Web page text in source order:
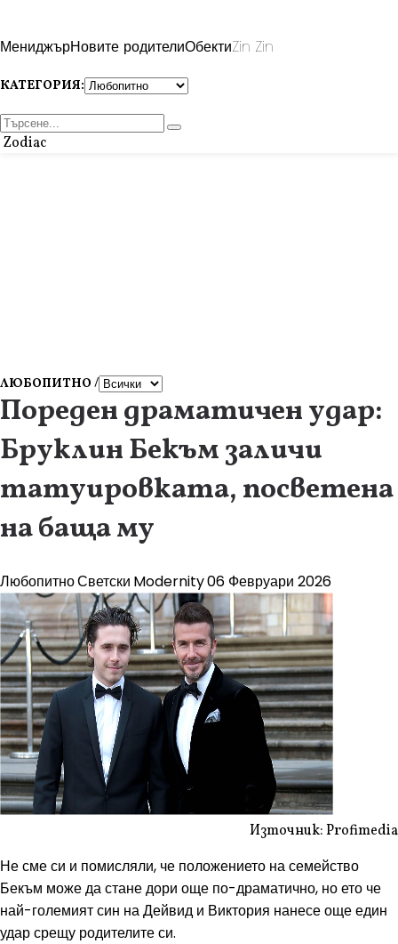
МениджърНовите родителиОбектиZin Zin
КАТЕГОРИЯ:
Zodiac
ЛЮБОПИТНО /
Пореден драматичен удар:
Бруклин Бекъм заличи
татуировката, посветена
на баща му
ЛюбопитноСветски Modernity06 Февруари 2026
Източник: Profimedia
Не сме си и помисляли, че положението на семейство
Бекъм може да стане дори още по-драматично, но ето че
най-големият син на Дейвид и Виктория нанесе още един
удар срещу родителите си.